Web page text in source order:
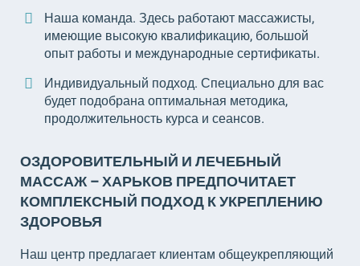
Наша команда. Здесь работают массажисты,
имеющие высокую квалификацию, большой
опыт работы и международные сертификаты.
Индивидуальный подход. Специально для вас
будет подобрана оптимальная методика,
продолжительность курса и сеансов.
ОЗДОРОВИТЕЛЬНЫЙ И ЛЕЧЕБНЫЙ
МАССАЖ – ХАРЬКОВ ПРЕДПОЧИТАЕТ
КОМПЛЕКСНЫЙ ПОДХОД К УКРЕПЛЕНИЮ
ЗДОРОВЬЯ
Наш центр предлагает клиентам общеукрепляющий